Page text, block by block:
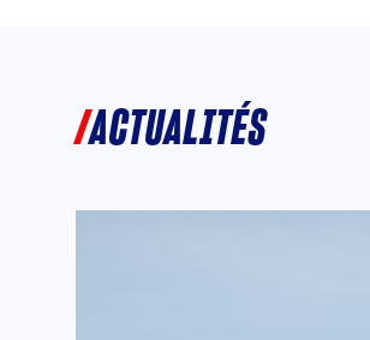
ACTUALITÉS